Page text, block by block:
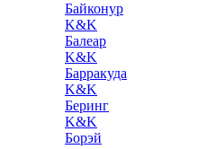
Байконур
K&K
Балеар
K&K
Барракуда
K&K
Беринг
K&K
Борэй